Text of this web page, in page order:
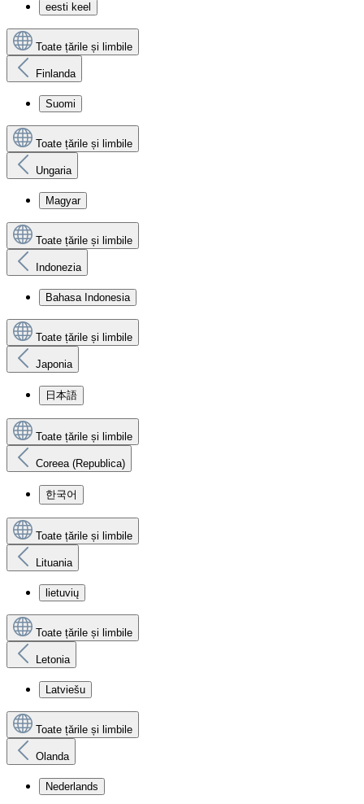
eesti keel
Toate țările și limbile
Finlanda
Suomi
Toate țările și limbile
Ungaria
Magyar
Toate țările și limbile
Indonezia
Bahasa Indonesia
Toate țările și limbile
Japonia
日本語
Toate țările și limbile
Coreea (Republica)
한국어
Toate țările și limbile
Lituania
lietuvių
Toate țările și limbile
Letonia
Latviešu
Toate țările și limbile
Olanda
Nederlands